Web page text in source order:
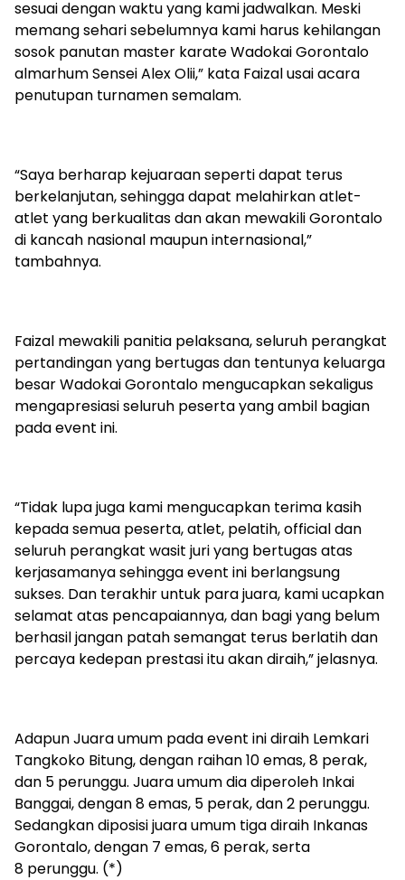
sesuai dengan waktu yang kami jadwalkan. Meski
memang sehari sebelumnya kami harus kehilangan
sosok panutan master karate Wadokai Gorontalo
almarhum Sensei Alex Olii,” kata Faizal usai acara
penutupan turnamen semalam.
“Saya berharap kejuaraan seperti dapat terus
berkelanjutan, sehingga dapat melahirkan atlet-
atlet yang berkualitas dan akan mewakili Gorontalo
di kancah nasional maupun internasional,”
tambahnya.
Faizal mewakili panitia pelaksana, seluruh perangkat
pertandingan yang bertugas dan tentunya keluarga
besar Wadokai Gorontalo mengucapkan sekaligus
mengapresiasi seluruh peserta yang ambil bagian
pada event ini.
“Tidak lupa juga kami mengucapkan terima kasih
kepada semua peserta, atlet, pelatih, official dan
seluruh perangkat wasit juri yang bertugas atas
kerjasamanya sehingga event ini berlangsung
sukses. Dan terakhir untuk para juara, kami ucapkan
selamat atas pencapaiannya, dan bagi yang belum
berhasil jangan patah semangat terus berlatih dan
percaya kedepan prestasi itu akan diraih,” jelasnya.
Adapun Juara umum pada event ini diraih Lemkari
Tangkoko Bitung, dengan raihan 10 emas, 8 perak,
dan 5 perunggu. Juara umum dia diperoleh Inkai
Banggai, dengan 8 emas, 5 perak, dan 2 perunggu.
Sedangkan diposisi juara umum tiga diraih Inkanas
Gorontalo, dengan 7 emas, 6 perak, serta
8 perunggu. (*)